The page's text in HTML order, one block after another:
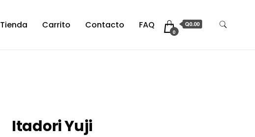
Tienda Carrito Contacto FAQ
0
Q0.00
Itadori Yuji